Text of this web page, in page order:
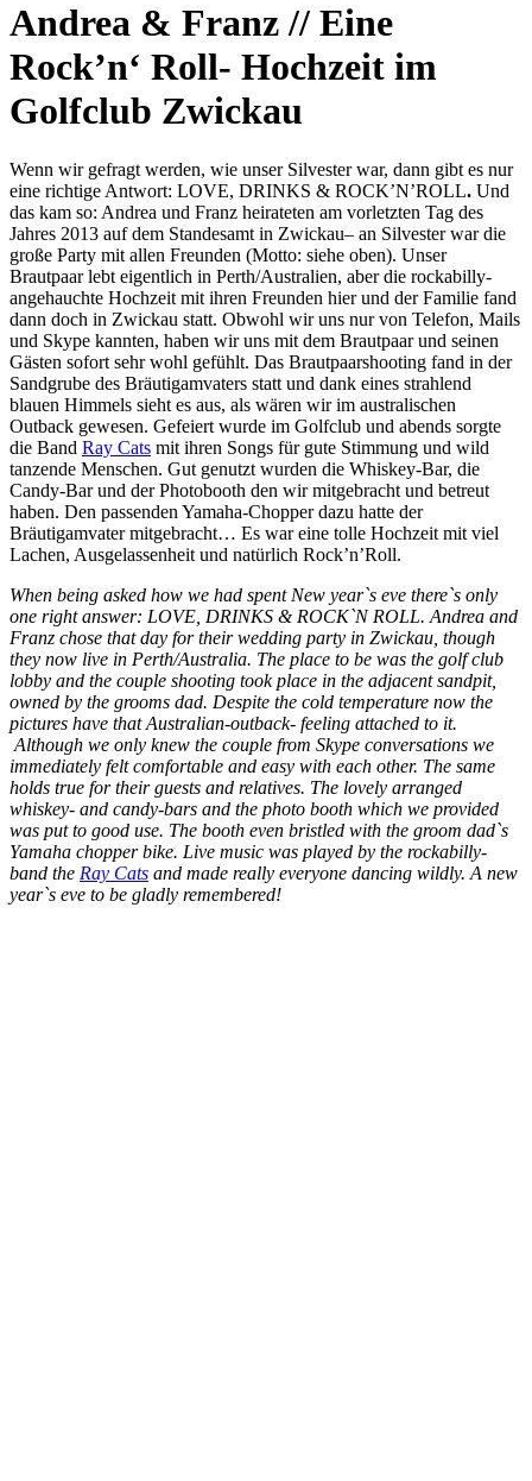
Andrea & Franz // Eine
Rock’n‘ Roll- Hochzeit im
Golfclub Zwickau
Wenn wir gefragt werden, wie unser Silvester war, dann gibt es nur
eine richtige Antwort: LOVE, DRINKS & ROCK’N’ROLL. Und
das kam so: Andrea und Franz heirateten am vorletzten Tag des
Jahres 2013 auf dem Standesamt in Zwickau– an Silvester war die
große Party mit allen Freunden (Motto: siehe oben). Unser
Brautpaar lebt eigentlich in Perth/Australien, aber die rockabilly-
angehauchte Hochzeit mit ihren Freunden hier und der Familie fand
dann doch in Zwickau statt. Obwohl wir uns nur von Telefon, Mails
und Skype kannten, haben wir uns mit dem Brautpaar und seinen
Gästen sofort sehr wohl gefühlt. Das Brautpaarshooting fand in der
Sandgrube des Bräutigamvaters statt und dank eines strahlend
blauen Himmels sieht es aus, als wären wir im australischen
Outback gewesen. Gefeiert wurde im Golfclub und abends sorgte
die Band Ray Cats mit ihren Songs für gute Stimmung und wild
tanzende Menschen. Gut genutzt wurden die Whiskey-Bar, die
Candy-Bar und der Photobooth den wir mitgebracht und betreut
haben. Den passenden Yamaha-Chopper dazu hatte der
Bräutigamvater mitgebracht… Es war eine tolle Hochzeit mit viel
Lachen, Ausgelassenheit und natürlich Rock’n’Roll.
When being asked how we had spent New year`s eve there`s only
one right answer: LOVE, DRINKS & ROCK`N ROLL. Andrea and
Franz chose that day for their wedding party in Zwickau, though
they now live in Perth/Australia. The place to be was the golf club
lobby and the couple shooting took place in the adjacent sandpit,
owned by the grooms dad. Despite the cold temperature now the
pictures have that Australian-outback- feeling attached to it.
Although we only knew the couple from Skype conversations we
immediately felt comfortable and easy with each other. The same
holds true for their guests and relatives. The lovely arranged
whiskey- and candy-bars and the photo booth which we provided
was put to good use. The booth even bristled with the groom dad`s
Yamaha chopper bike. Live music was played by the rockabilly-
band the Ray Cats and made really everyone dancing wildly. A new
year`s eve to be gladly remembered!